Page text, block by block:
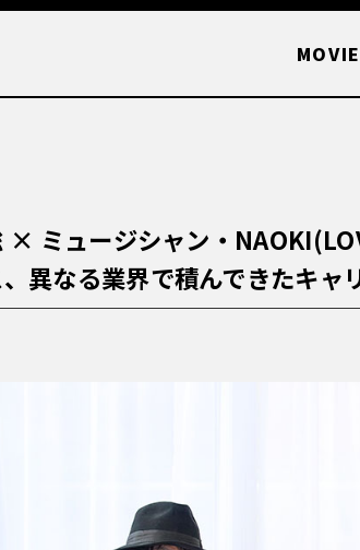
MOVIE
× ミュージシャン・
異なる業界で積んできたキャ